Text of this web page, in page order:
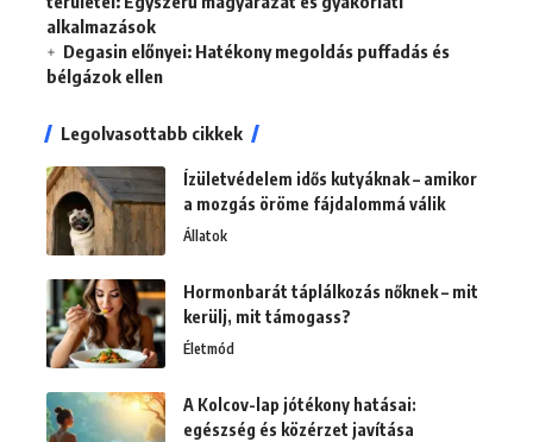
alkalmazások
Degasin előnyei: Hatékony megoldás puffadás és
bélgázok ellen
Legolvasottabb cikkek
Ízületvédelem idős kutyáknak – amikor
a mozgás öröme fájdalommá válik
Állatok
Hormonbarát táplálkozás nőknek – mit
kerülj, mit támogass?
Életmód
A Kolcov-lap jótékony hatásai:
egészség és közérzet javítása